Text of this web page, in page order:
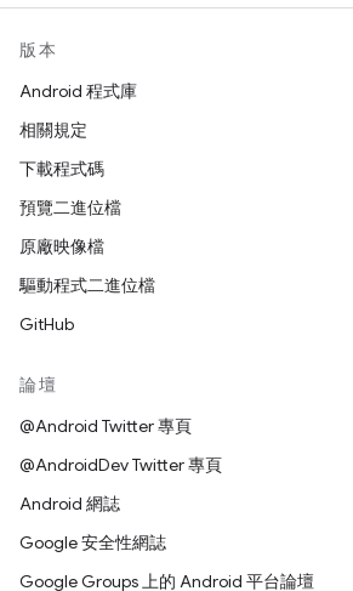
版本
Android 程式庫
相關規定
下載程式碼
預覽二進位檔
原廠映像檔
驅動程式二進位檔
GitHub
論壇
@Android Twitter 專頁
@AndroidDev Twitter 專頁
Android 網誌
Google 安全性網誌
Google Groups 上的 Android 平台論壇